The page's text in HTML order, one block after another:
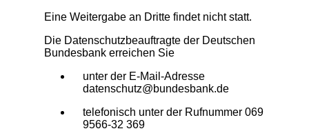
Eine Weitergabe an Dritte findet nicht statt.
Die Datenschutzbeauftragte der Deutschen
Bundesbank erreichen Sie
unter der E-Mail-Adresse
datenschutz@bundesbank.de
telefonisch unter der Rufnummer 069
9566-32 369